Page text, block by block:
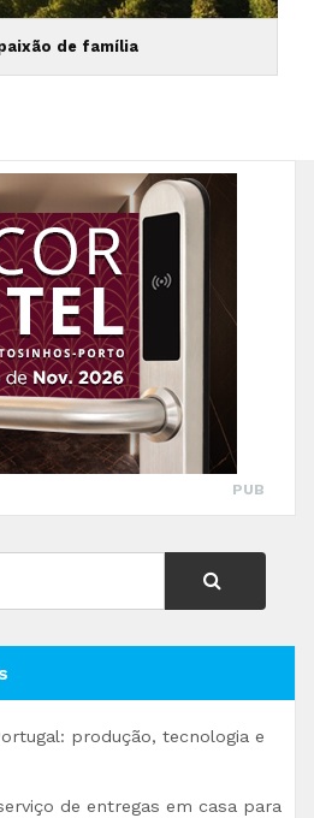
de família
PUB
produção, tecnologia e
de entregas em casa para